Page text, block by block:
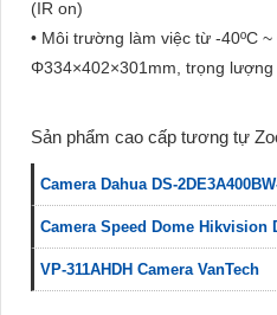
(IR on)
• Môi trường làm việc từ -40ºC
Φ334×402×301mm, trọng lượng
Sản phẩm cao cấp tương tự
Camera Dahua DS-
Camera Speed Dome Hikvision
VP-311AHDH Camera VanTech